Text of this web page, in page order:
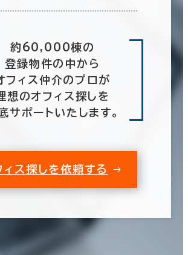
約60,000棟の
登録物件の中から
フィス仲介のプロが
想のオフィス探しを
サポートいたします。
ィス探しを依頼する